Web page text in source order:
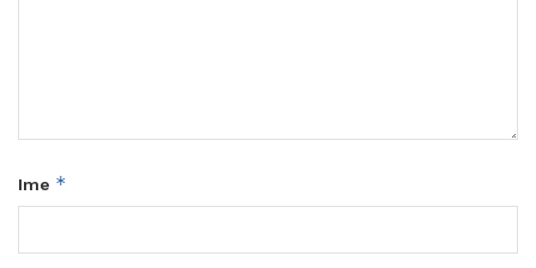
Ime *